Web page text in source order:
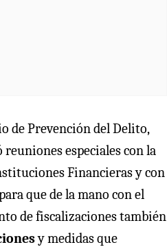
de Prevención del Delito,
especiales con la
Financieras y con
que de la mano con el
de fiscalizaciones también
y medidas que